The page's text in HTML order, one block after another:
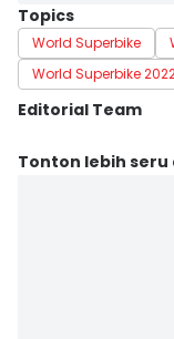
Topics
World Superbike
World Superbike
Editorial Team
Editor
Tonton lebih seru